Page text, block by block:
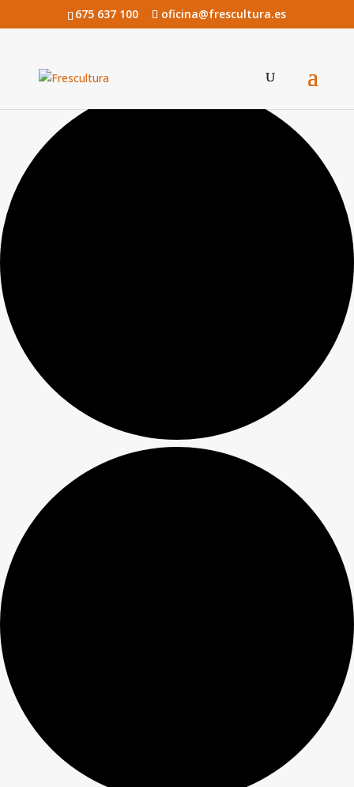
675 637 100 oficina@frescultura.es
0 eventos encontrados.